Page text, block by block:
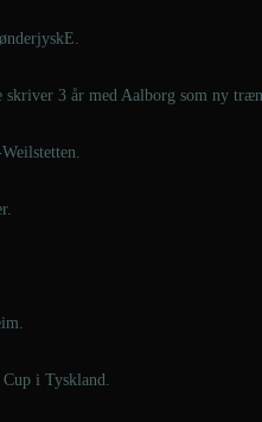
skriver 3 år med Aalborg som ny
i Tyskland.